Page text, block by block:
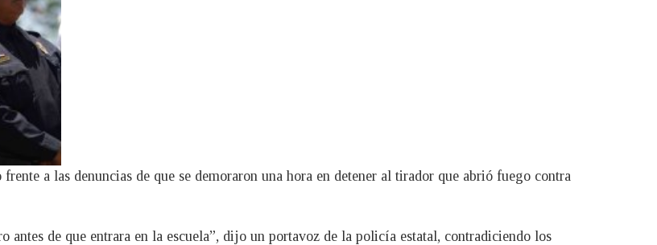
a las denuncias de que se demoraron una hora en detener al tirador que abrió fuego contra
de que entrara en la escuela”, dijo un portavoz de la policía estatal, contradiciendo los